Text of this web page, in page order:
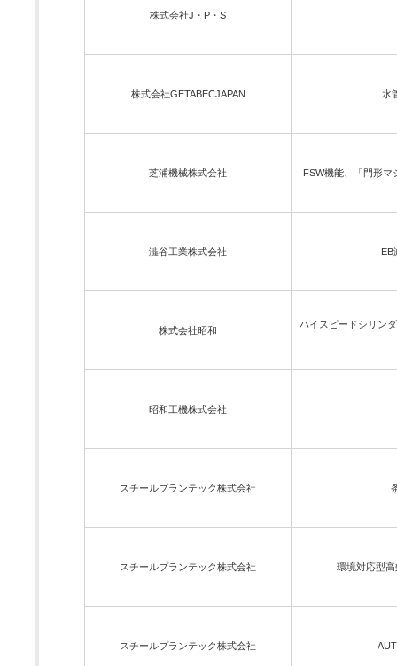
株式会社J・P・S
株式会社GETABECJAPAN 水
芝浦機械株式会社 FSW機能、「門形
澁谷工業株式会社
株式会社昭和
ハイスピードシリン
昭和工機株式会社
スチールプランテック株式会社
スチールプランテック株式会社 環境対応型
スチールプランテック株式会社